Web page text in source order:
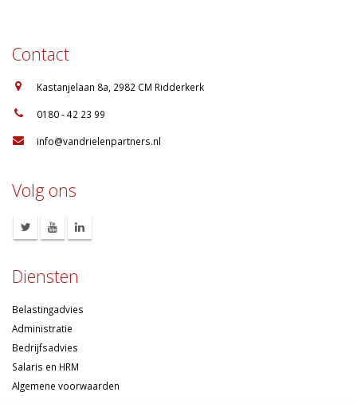
Contact
Kastanjelaan 8a, 2982 CM Ridderkerk
0180 - 42 23 99
info@vandrielenpartners.nl
Volg ons
Diensten
Belastingadvies
Administratie
Bedrijfsadvies
Salaris en HRM
Algemene voorwaarden